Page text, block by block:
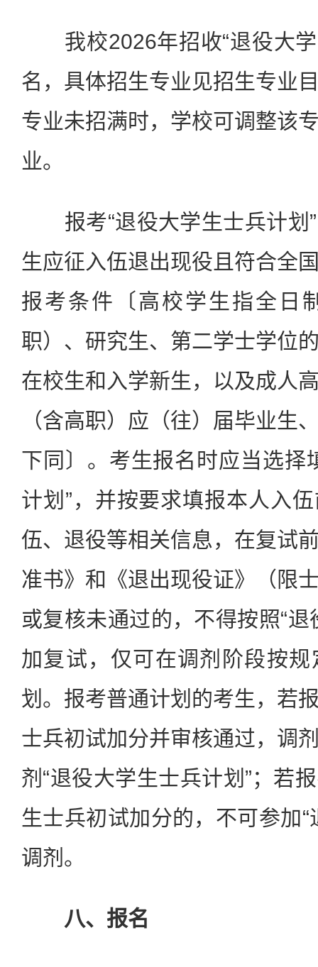
我校2026年招收“退役大学
名，具体招生专业见招生专业
专业未招满时，学校可调整该
业。
报考“退役大学生士兵计划”
生应征入伍退出现役且符合全
报考条件〔高校学生指全日
职）、研究生、第二学士学位
在校生和入学新生，以及成人
（含高职）应（往）届毕业生
下同〕。考生报名时应当选择
计划”，并按要求填报本人入
伍、退役等相关信息，在复试
准书》和《退出现役证》（限
或复核未通过的，不得按照“
加复试，仅可在调剂阶段按
划。报考普通计划的考生，若
士兵初试加分并审核通过，调
剂“退役大学生士兵计划”；若
生士兵初试加分的，不可参加“
调剂。
八、报名